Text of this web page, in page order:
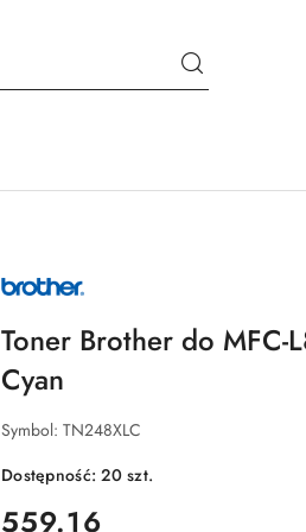
NAZWA
PRODUCENTA:
Toner Brother do
Cyan
Symbol: TN248XLC
Dostępność:20szt.
cena:
559.16